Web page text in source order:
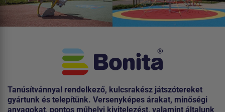
Tanúsítvánnyal rendelkező, kulcsrakész játszótereket
gyártunk és telepítünk. Versenyképes árakat, minőségi
anyagokat, pontos műhelyi kivitelezést, valamint általunk